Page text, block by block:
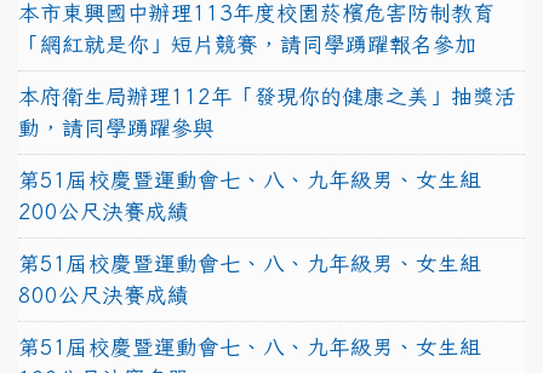
本市東興國中辦理113年度校園菸檳危害防制教育
「網紅就是你」短片競賽，請同學踴躍報名參加
本府衛生局辦理112年「發現你的健康之美」抽獎活
動，請同學踴躍參與
第51屆校慶暨運動會七、八、九年級男、女生組
200公尺決賽成績
第51屆校慶暨運動會七、八、九年級男、女生組
800公尺決賽成績
第51屆校慶暨運動會七、八、九年級男、女生組